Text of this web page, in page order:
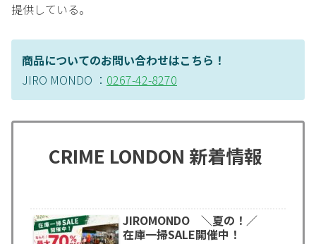
提供している。
商品についてのお問い合わせはこちら！
JIRO MONDO ： 0267-42-8270
CRIME LONDON 新着情報
JIROMONDO ＼夏の！／
在庫一掃SALE開催中！